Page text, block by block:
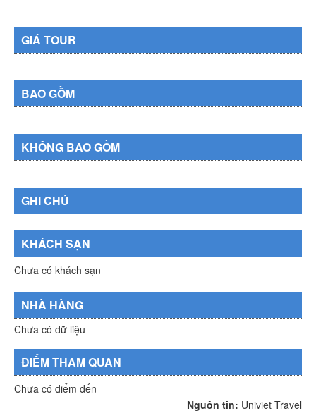
GIÁ TOUR
BAO GỒM
KHÔNG BAO GỒM
GHI CHÚ
KHÁCH SẠN
Chưa có khách sạn
NHÀ HÀNG
Chưa có dữ liệu
ĐIỂM THAM QUAN
Chưa có điểm đến
Nguồn tin: Univiet Travel